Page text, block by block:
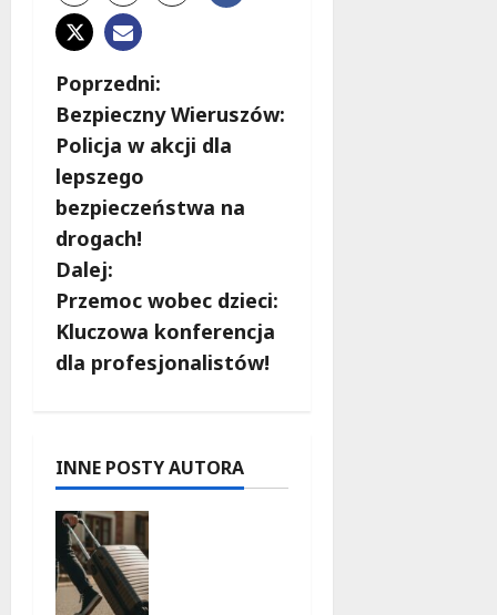
Z
o
b
a
c
z
w
i
s
y
Poprzedni:
Bezpieczny Wieruszów:
Policja w akcji dla
lepszego
bezpieczeństwa na
drogach!
Dalej:
Przemoc wobec dzieci:
Kluczowa konferencja
dla profesjonalistów!
INNE POSTY AUTORA